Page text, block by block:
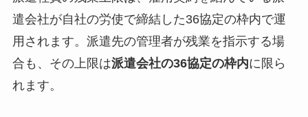
遣会社が自社の労使で締結した36協定の枠内で運
用されます。派遣先の管理者が残業を指示する場
合も、その上限は派遣会社の36協定の枠内に限ら
れます。